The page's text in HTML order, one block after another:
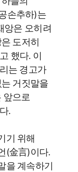
손추하)는
앙은 오히려
도저히
했다. 이
는 경고가
거짓말을
앞으로
.
기 위해
(金言)이다.
을 계속하기